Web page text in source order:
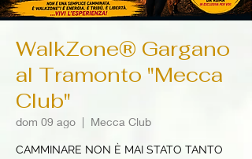
WalkZone® Gargano
al Tramonto "Mecca
Club"
dom 09 ago
  |
Mecca Club
CAMMINARE NON È MAI STATO TANTO